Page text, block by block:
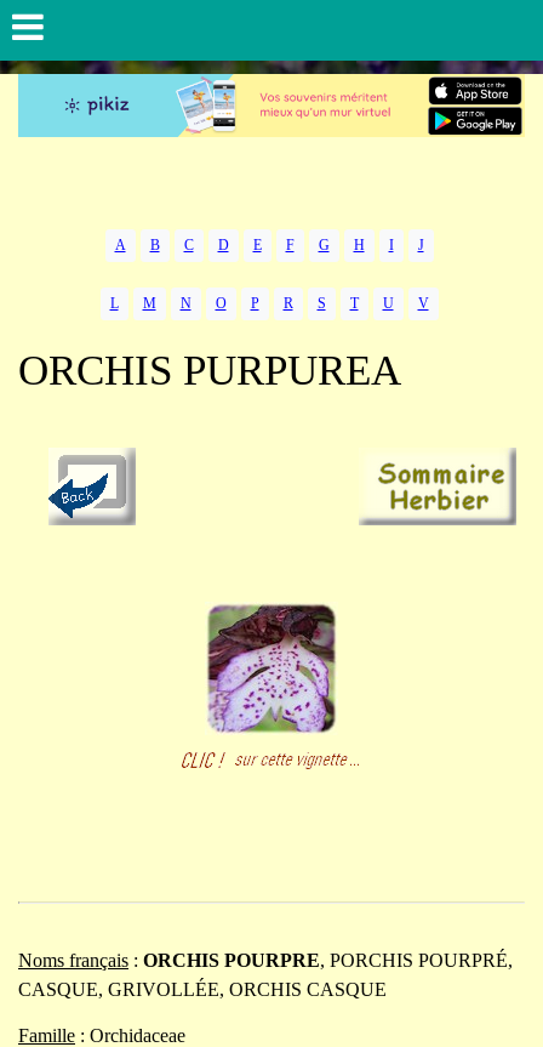
A B C D E F G H I J
L M N O P R S T U V
ORCHIS PURPUREA
Noms français : ORCHIS POURPRE, PORCHIS POURPRÉ,
CASQUE, GRIVOLLÉE, ORCHIS CASQUE
Famille : Orchidaceae